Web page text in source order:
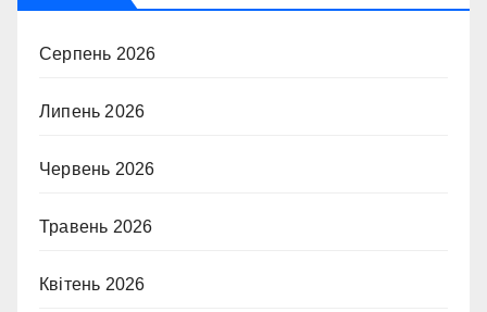
Серпень 2026
Липень 2026
Червень 2026
Травень 2026
Квітень 2026